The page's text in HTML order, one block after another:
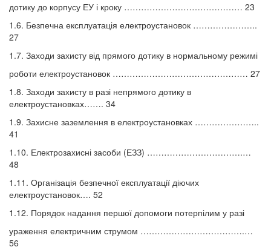
дотику до корпусу ЕУ і кроку …………………………………… 23
1.6. Безпечна експлуатація електроустановок …………………..
27
1.7. Заходи захисту від прямого дотику в нормальному режимі
роботи електроустановок ………………………………………… 27
1.8. Заходи захисту в разі непрямого дотику в
електроустановках……. 34
1.9. Захисне заземлення в електроустановках …………………..
41
1.10. Електрозахисні засоби (ЕЗЗ) …………………………….…
48
1.11. Організація безпечної експлуатації діючих
електроустановок…. 52
1.12. Порядок надання першої допомоги потерпілим у разі
ураження електричним струмом ……………………………….…
56